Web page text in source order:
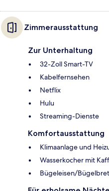
Zimmerausstattung
Zur Unterhaltung
32-Zoll Smart-TV
Kabelfernsehen
Netflix
Hulu
Streaming-Dienste
Komfortausstattung
Klimaanlage und
Wasserkocher mit
Bügeleisen/